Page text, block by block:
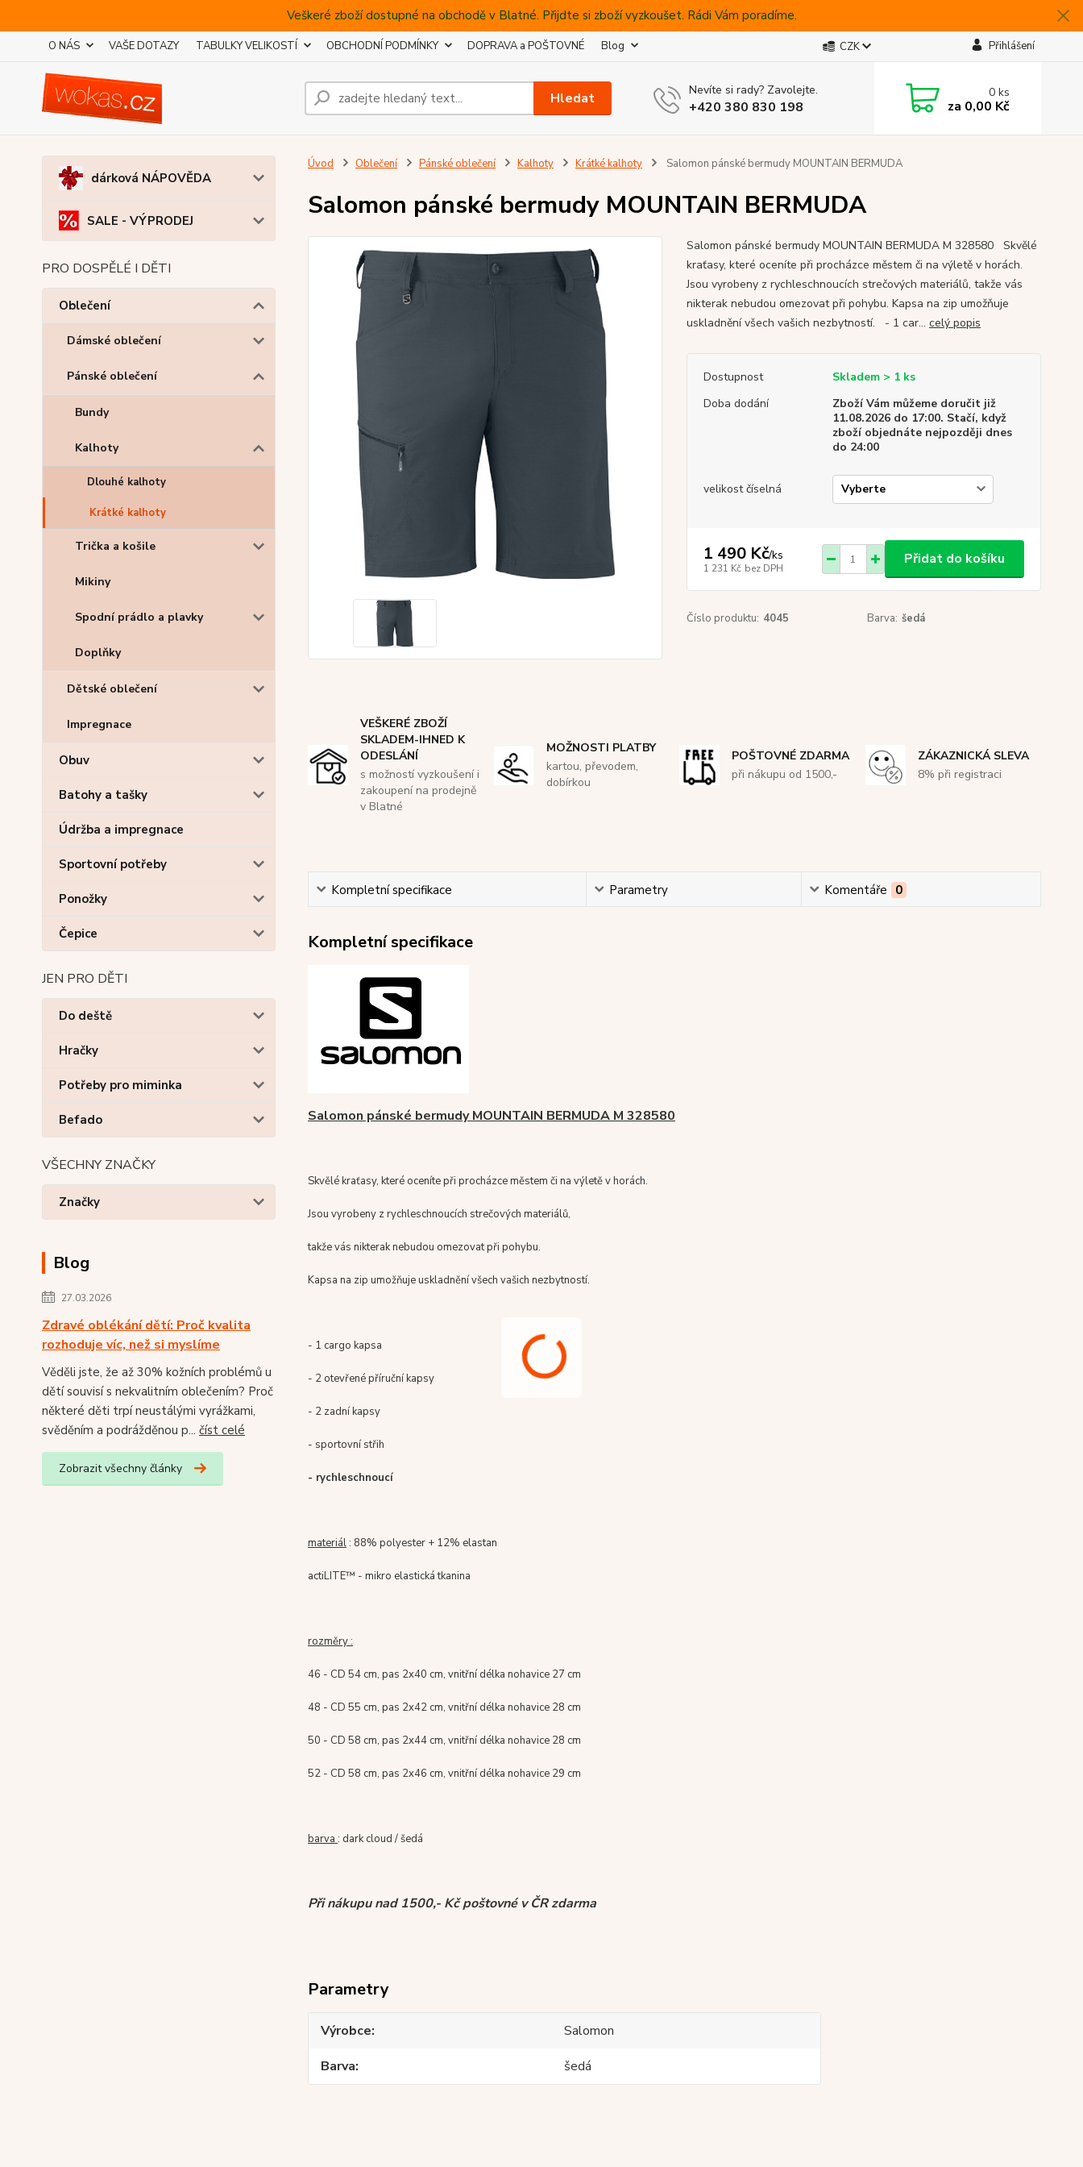
Veškeré zboží dostupné na obchodě v Blatné. Přijdte si zboží vyzkoušet. Rádi Vám poradíme.
O NÁS VAŠE DOTAZY TABULKY VELIKOSTÍ OBCHODNÍ PODMÍNKY DOPRAVA a POŠTOVNÉ Blog CZK Přihlášení
Hledat Nevíte si rady? Zavolejte.
+420 380 830 198
0ks
za 0,00 Kč
dárková NÁPOVĚDA
SALE - VÝPRODEJ
PRO DOSPĚLÉ I DĚTI
Oblečení
Dámské oblečení
Pánské oblečení
Bundy
Kalhoty
Dlouhé kalhoty
Krátké kalhoty
Trička a košile
Mikiny
Spodní prádlo a plavky
Doplňky
Dětské oblečení
Impregnace
Obuv
Batohy a tašky
Údržba a impregnace
Sportovní potřeby
Ponožky
Čepice
JEN PRO DĚTI
Do deště
Hračky
Potřeby pro miminka
Befado
VŠECHNY ZNAČKY
Značky
Blog
27.03.2026
Zdravé oblékání dětí: Proč kvalita
rozhoduje víc, než si myslíme
Věděli jste, že až 30% kožních problémů u
dětí souvisí s nekvalitním oblečením? Proč
některé děti trpí neustálými vyrážkami,
svěděním a podrážděnou p... číst celé
Zobrazit všechny články
Úvod Oblečení Pánské oblečení Kalhoty Krátké kalhoty Salomon pánské bermudy MOUNTAIN BERMUDA
Salomon pánské bermudy MOUNTAIN BERMUDA
Salomon pánské bermudy MOUNTAIN BERMUDA M 328580 Skvělé
kraťasy, které oceníte při procházce městem či na výletě v horách.
Jsou vyrobeny z rychleschnoucích strečových materiálů, takže vás
nikterak nebudou omezovat při pohybu. Kapsa na zip umožňuje
uskladnění všech vašich nezbytností. - 1 car... celý popis
Dostupnost
Skladem > 1 ks
Doba dodání
Zboží Vám můžeme doručit již
11.08.2026 do 17:00. Stačí, když
zboží objednáte nejpozději dnes
do 24:00
velikost číselná
1 490 Kč/ks
1 231 Kč bez DPH
Přidat do košíku
Číslo produktu: 4045 Barva: šedá
VEŠKERÉ ZBOŽÍ
SKLADEM-IHNED K
ODESLÁNÍ
s možností vyzkoušení i
zakoupení na prodejně
v Blatné
MOŽNOSTI PLATBY
kartou, převodem,
dobírkou
POŠTOVNÉ ZDARMA
při nákupu od 1500,-
ZÁKAZNICKÁ SLEVA
8% při registraci
Kompletní specifikace Parametry Komentáře 0
Kompletní specifikace
Salomon pánské bermudy MOUNTAIN BERMUDA M 328580
Skvělé kraťasy, které oceníte při procházce městem či na výletě v horách.
Jsou vyrobeny z rychleschnoucích strečových materiálů,
takže vás nikterak nebudou omezovat při pohybu.
Kapsa na zip umožňuje uskladnění všech vašich nezbytností.
- 1 cargo kapsa
- 2 otevřené příruční kapsy
- 2 zadní kapsy
- sportovní střih
- rychleschnoucí
materiál: 88% polyester + 12% elastan
actiLITE™ - mikro elastická tkanina
rozměry :
46 - CD 54 cm, pas 2x40 cm, vnitřní délka nohavice 27 cm
48 - CD 55 cm, pas 2x42 cm, vnitřní délka nohavice 28 cm
50 - CD 58 cm, pas 2x44 cm, vnitřní délka nohavice 28 cm
52 - CD 58 cm, pas 2x46 cm, vnitřní délka nohavice 29 cm
barva : dark cloud / šedá
Při nákupu nad 1500,- Kč poštovné v ČR zdarma
Parametry
Výrobce
Salomon
Barva
šedá